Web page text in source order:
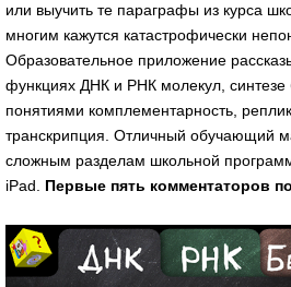
или выучить те параграфы из курса
многим кажутся катастрофически
Образовательное приложение
функциях ДНК и РНК молекул, синтезе
понятиями комплементарность,
транскрипция. Отличный обучающий
сложным разделам школьной
iPad. Первые пять комментаторов